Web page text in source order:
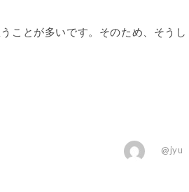
ことが多いです。そのため、そうし
@jyu